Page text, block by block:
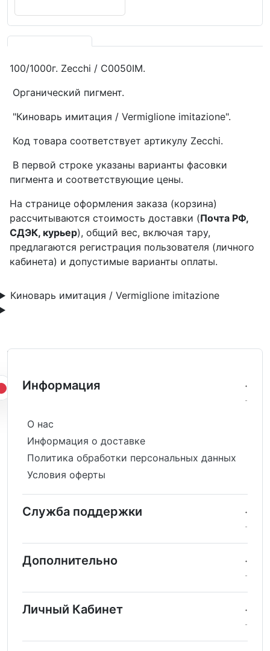
100/1000г. Zecchi / C0050IM.
Органический пигмент.
"Киноварь имитация / Vermiglione imitazione".
Код товара соответствует артикулу Zecchi.
В первой строке указаны варианты фасовки
пигмента и соответствующие цены.
На странице оформления заказа (корзина)
рассчитываются стоимость доставки (Почта РФ,
СДЭК, курьер), общий вес, включая тару,
предлагаются регистрация пользователя (личного
кабинета) и допустимые варианты оплаты.
Киноварь имитация / Vermiglione imitazione
Информация
О нас
Информация о доставке
Политика обработки персональных данных
Условия оферты
Служба поддержки
Дополнительно
Личный Кабинет